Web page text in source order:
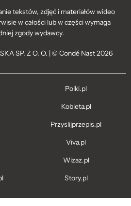
tekstów, zdjęć i materiałów wideo
w całości lub w części wymaga
zgody wydawcy.
SP. Z O. O. | © Condé Nast 2026
Polki.pl
Kobieta.pl
Przyslijprzepis.pl
Viva.pl
Wizaz.pl
Story.pl